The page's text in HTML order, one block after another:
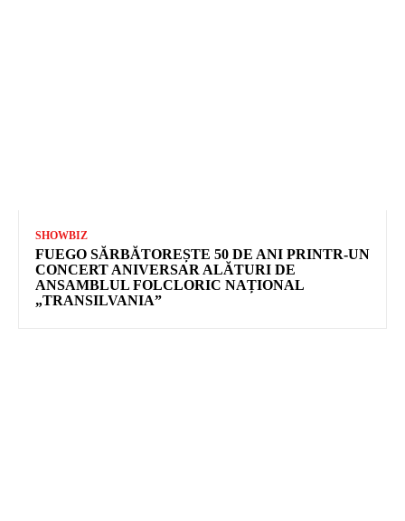
SHOWBIZ
FUEGO SĂRBĂTOREȘTE 50 DE ANI PRINTR-UN
CONCERT ANIVERSAR ALĂTURI DE
ANSAMBLUL FOLCLORIC NAȚIONAL
„TRANSILVANIA”